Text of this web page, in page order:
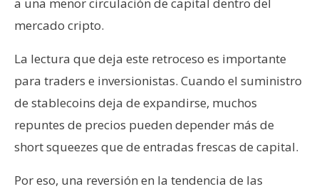
mercado cripto.
La lectura que deja este retroceso es importante
para traders e inversionistas. Cuando el suministro
de stablecoins deja de expandirse, muchos
repuntes de precios pueden depender más de
short squeezes que de entradas frescas de capital.
Por eso, una reversión en la tendencia de las